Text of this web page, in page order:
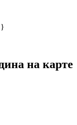
на карте